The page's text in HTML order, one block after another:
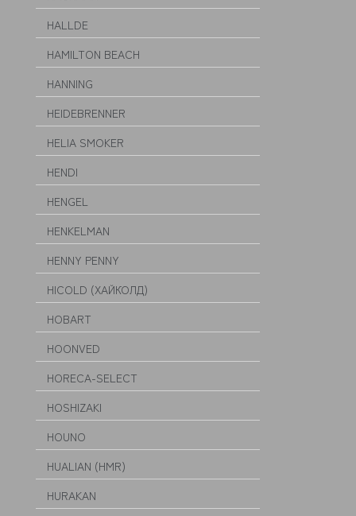
HALLDE
HAMILTON BEACH
HANNING
HEIDEBRENNER
HELIA SMOKER
HENDI
HENGEL
HENKELMAN
HENNY PENNY
HICOLD (ХАЙКОЛД)
HOBART
HOONVED
HORECA-SELECT
HOSHIZAKI
HOUNO
HUALIAN (HMR)
HURAKAN